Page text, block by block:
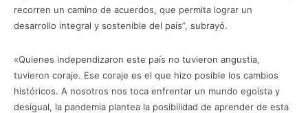
recorren un camino de acuerdos, que permita lograr un
desarrollo integral y sostenible del país”, subrayó.
«Quienes independizaron este país no tuvieron angustia,
tuvieron coraje. Ese coraje es el que hizo posible los cambios
históricos. A nosotros nos toca enfrentar un mundo egoísta y
desigual, la pandemia plantea la posibilidad de aprender de esta